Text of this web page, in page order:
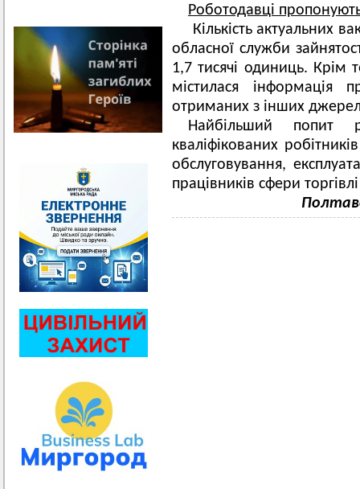
Роботодавці
Кількість актуальних
обласної служби
1,7 тисячі одиниць. Крім
містилася інформація
отриманих з інших
Найбільший попит
кваліфікованих
обслуговування,
працівників сфери